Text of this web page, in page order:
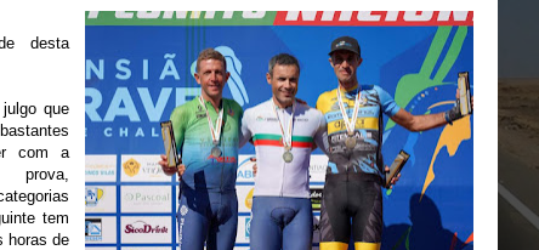
desta
que
com a
tem
horas de